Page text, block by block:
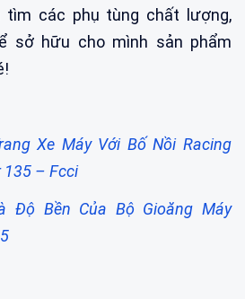
tìm các phụ tùng chất lượng,
sở hữu cho mình sản phẩm
Xe Máy Với Bố Nồi Racing
135 – Fcci
Độ Bền Của Bộ Gioăng Máy